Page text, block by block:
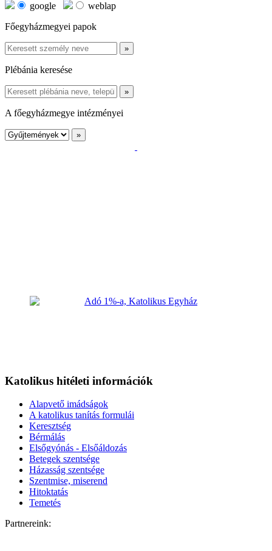
google
weblap
Főegyházmegyei papok
Plébánia keresése
A főegyházmegye intézményei
Katolikus hitéleti információk
Alapvető imádságok
A katolikus tanítás formulái
Keresztség
Bérmálás
Elsőgyónás - Elsőáldozás
Betegek szentsége
Házasság szentsége
Szentmise, miserend
Hitoktatás
Temetés
Partnereink: